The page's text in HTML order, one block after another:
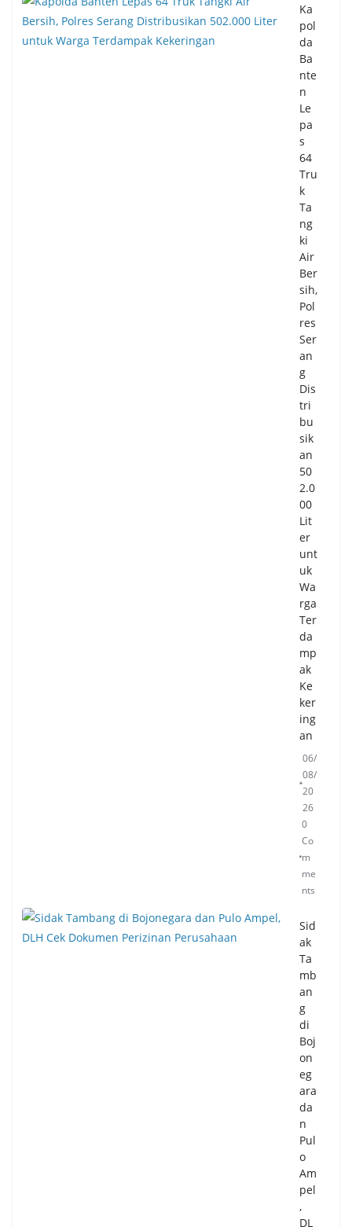
Ka
pol
da
Ba
nte
n
Le
pa
s
64
Tru
k
Ta
ng
ki
Air
Ber
sih,
Pol
res
Ser
an
g
Dis
tri
bu
sik
an
50
2.0
00
Lit
er
unt
uk
Wa
rga
Ter
da
mp
ak
Ke
ker
ing
an
06/
08/
20
26
0
Co
m
me
nts
Sid
ak
Ta
mb
an
g
di
Boj
on
eg
ara
da
n
Pul
o
Am
pel
,
DL